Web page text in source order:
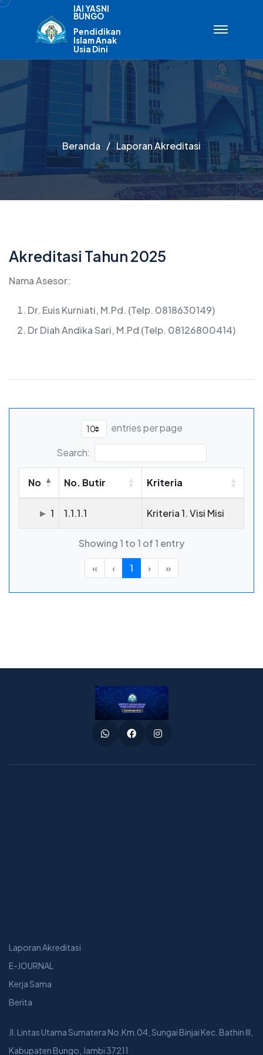
IAI YASNI
BUNGO
Pendidikan
Islam Anak
Usia Dini
Beranda Laporan Akreditasi
Akreditasi Tahun 2025
Nama Asesor:
Dr. Euis Kurniati, M.Pd. (Telp. 0818630149)
Dr Diah Andika Sari, M.Pd (Telp. 08126800414)
entries per page
Search:
No No. Butir Kriteria
1 1.1.1.1 Kriteria 1. Visi Misi
Showing 1 to 1 of 1 entry
«
‹ 1 › »
WhatsappFacebook
Laporan Akreditasi
E-JOURNAL
Kerja Sama
Berita
Jl. Lintas Utama Sumatera No.Km.04, Sungai Binjai Kec. Bathin III,
Kabupaten Bungo, Jambi 37211